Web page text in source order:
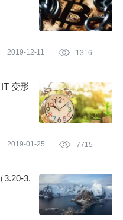
2019-12-11  1316
变形
2019-01-25  7715
3.20-3.